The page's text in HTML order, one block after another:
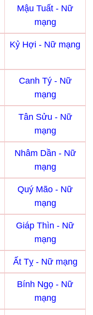
Mậu Tuất - Nữ
mạng
Kỷ Hợi - Nữ mạng
Canh Tý - Nữ
mạng
Tân Sửu - Nữ
mạng
Nhâm Dần - Nữ
mạng
Quý Mão - Nữ
mạng
Giáp Thìn - Nữ
mạng
Ất Tỵ - Nữ mạng
Bính Ngọ - Nữ
mạng